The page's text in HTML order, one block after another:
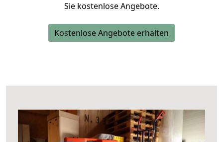
Sie kostenlose Angebote.
Kostenlose Angebote erhalten